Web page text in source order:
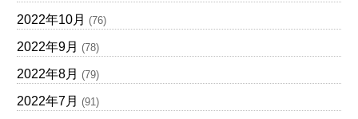
2022年10月 (76)
2022年9月 (78)
2022年8月 (79)
2022年7月 (91)